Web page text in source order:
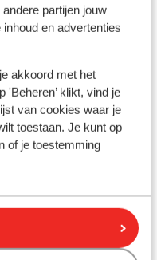
partijen jouw
en advertenties
akkoord met het
'Beheren’ klikt, vind je
van cookies waar je
toestaan. Je kunt op
of je toestemming
in Lienzer